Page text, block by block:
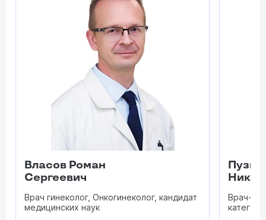
Власов Роман
Сергеевич
Врач гинеколог, Онкогинеколог, кандидат
медицинских наук
Врач-